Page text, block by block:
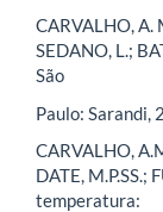
CARVALHO, A.
SEDANO, L.;
São
Paulo: Sarandi,
CARVALHO,
DATE, M.P.SS.;
temperatura: